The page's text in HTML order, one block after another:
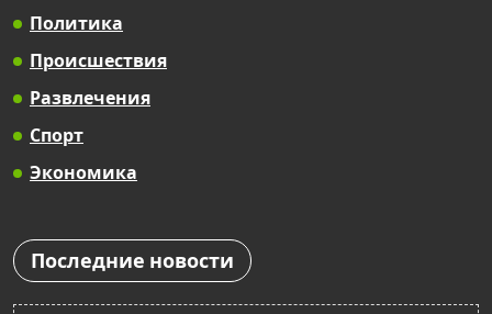
Политика
Происшествия
Развлечения
Спорт
Экономика
Последние новости